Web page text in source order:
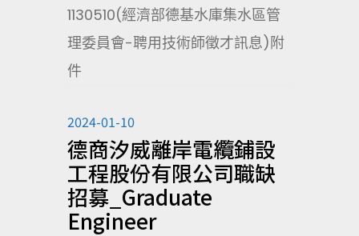
1130510(經濟部德基水庫集水區管
理委員會-聘用技術師徵才訊息)附
件
2024-01-10
德商汐威離岸電纜鋪設
工程股份有限公司職缺
招募_Graduate
Engineer